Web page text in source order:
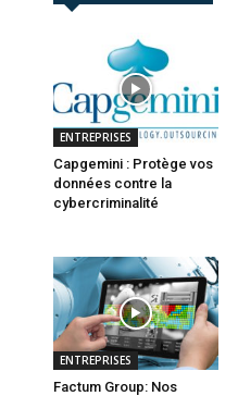
ENTREPRISES
Capgemini : Protège vos
données contre la
cybercriminalité
ENTREPRISES
Factum Group: Nos